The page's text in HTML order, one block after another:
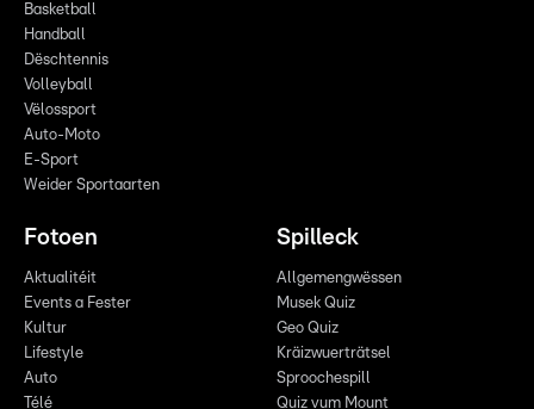
Basketball
Handball
Dëschtennis
Volleyball
Vëlossport
Auto-Moto
E-Sport
Weider Sportaarten
Fotoen
Aktualitéit
Events a Fester
Kultur
Lifestyle
Auto
Télé
Spilleck
Allgemengwëssen
Musek Quiz
Geo Quiz
Kräizwuerträtsel
Sproochespill
Quiz vum Mount